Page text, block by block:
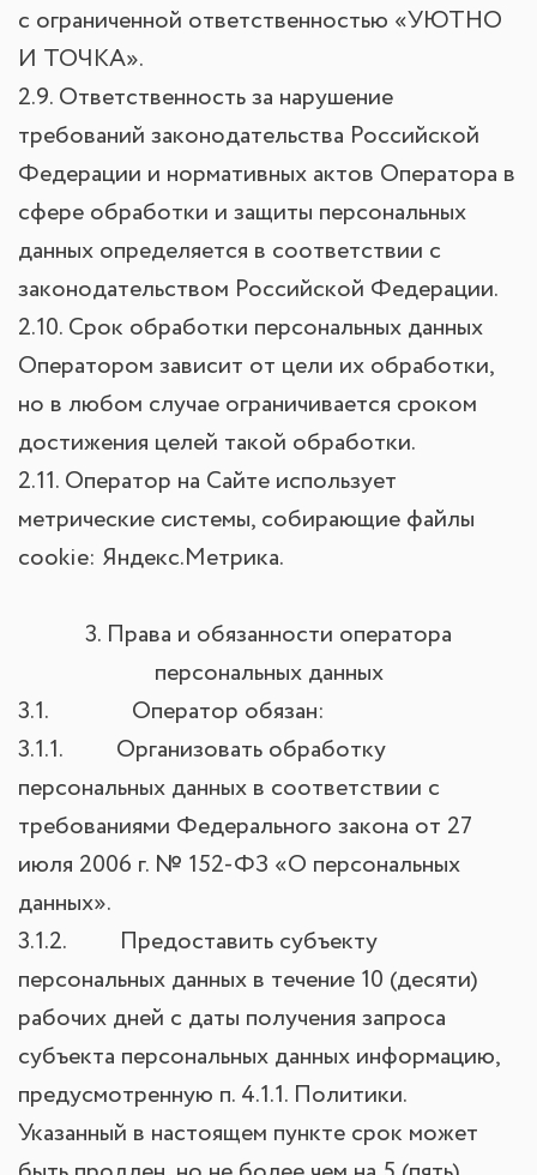
с ограниченной ответственностью «УЮТНО
И ТОЧКА».
2.9. Ответственность за нарушение
требований законодательства Российской
Федерации и нормативных актов Оператора в
сфере обработки и защиты персональных
данных определяется в соответствии с
законодательством Российской Федерации.
2.10. Срок обработки персональных данных
Оператором зависит от цели их обработки,
но в любом случае ограничивается сроком
достижения целей такой обработки.
2.11. Оператор на Сайте использует
метрические системы, собирающие файлы
cookie: Яндекс.Метрика.
3. Права и обязанности оператора
персональных данных
3.1. Оператор обязан:
3.1.1. Организовать обработку
персональных данных в соответствии с
требованиями Федерального закона от 27
июля 2006 г. № 152-ФЗ «О персональных
данных».
3.1.2. Предоставить субъекту
персональных данных в течение 10 (десяти)
рабочих дней с даты получения запроса
субъекта персональных данных информацию,
предусмотренную п. 4.1.1. Политики.
Указанный в настоящем пункте срок может